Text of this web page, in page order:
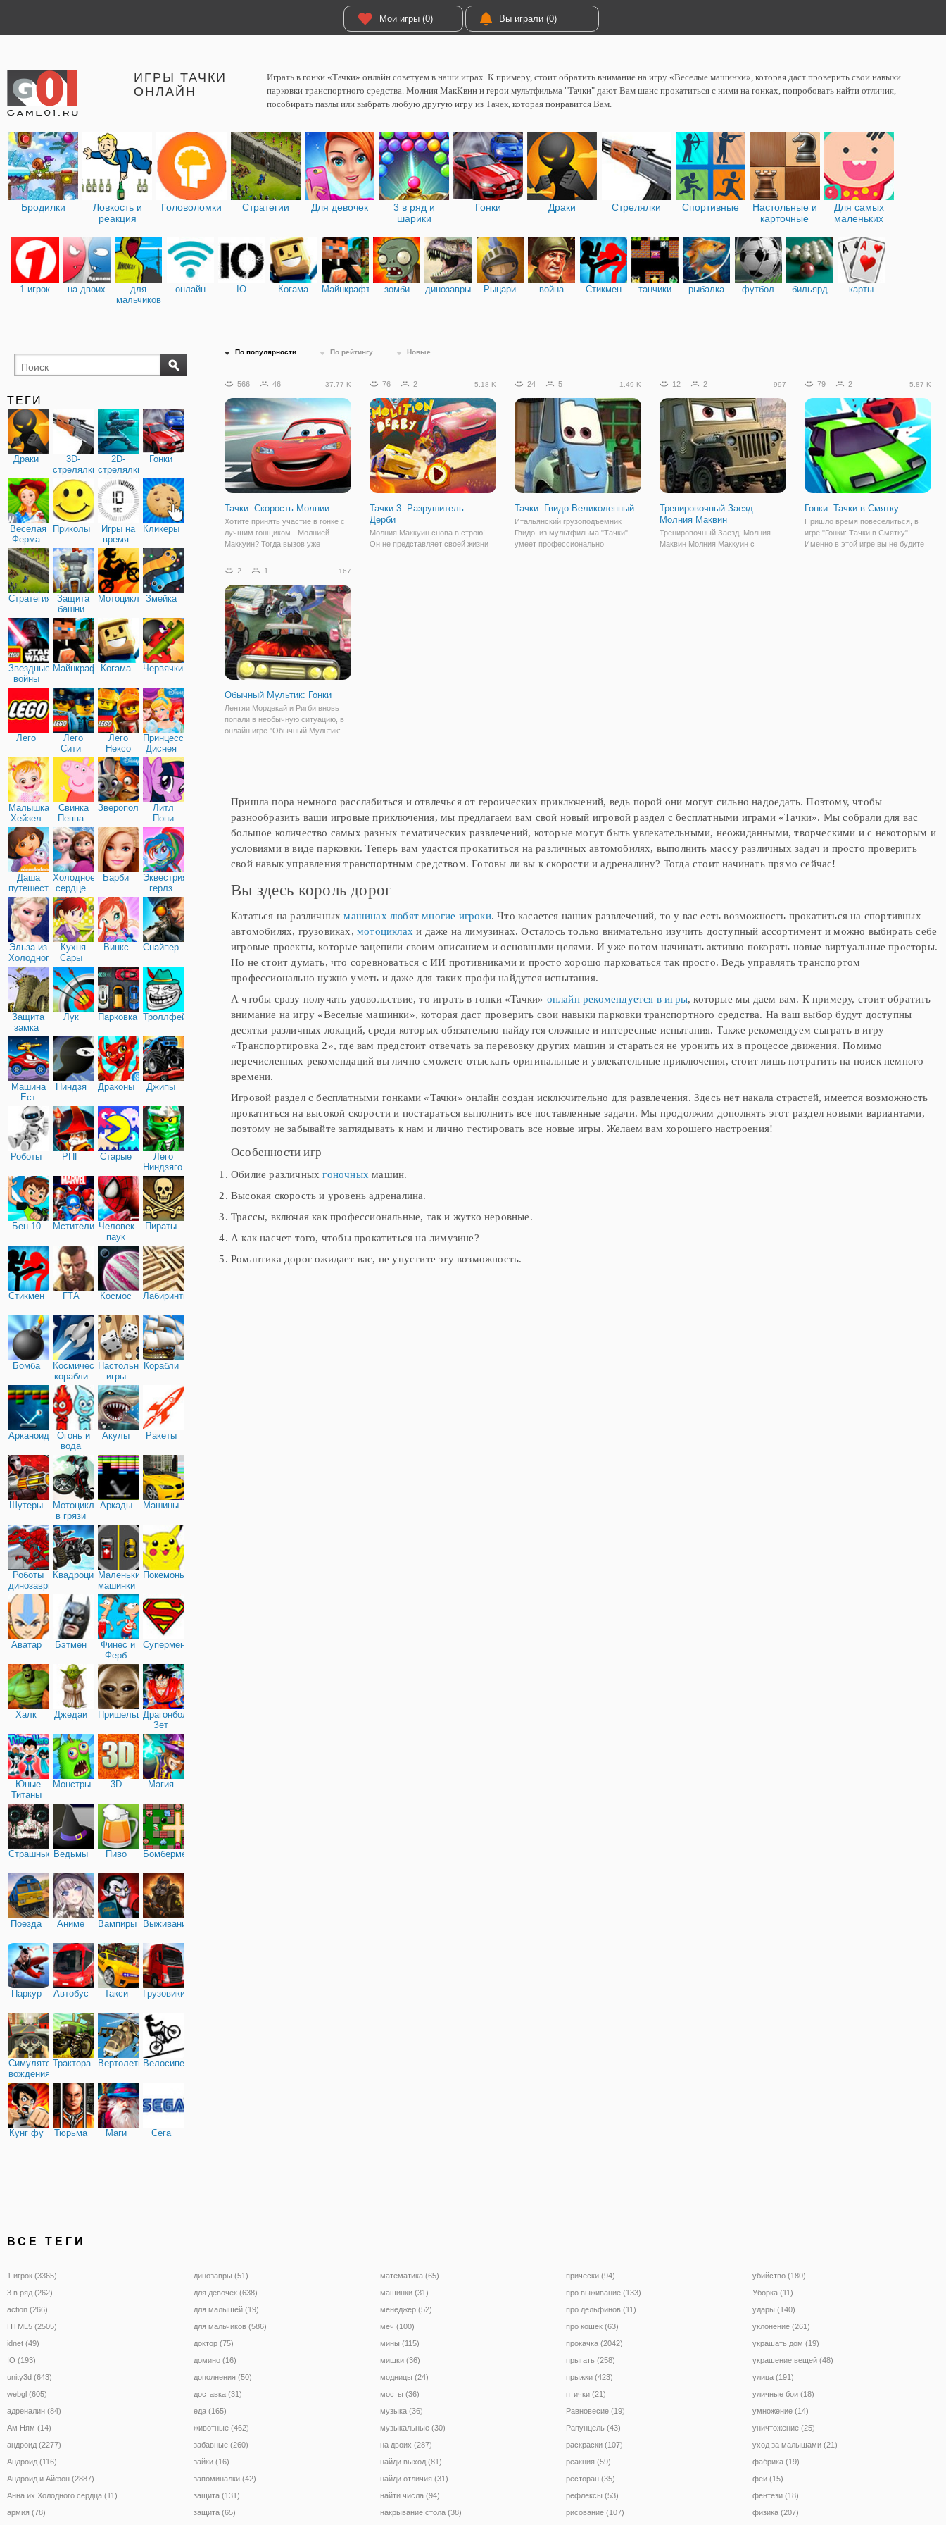
Мои игры (0) Вы играли (0)
ИГРЫ ТАЧКИ
ОНЛАЙН
Играть в гонки «Тачки» онлайн советуем в наши играх. К примеру, стоит обратить внимание на игру «Веселые машинки», которая даст проверить свои навыки
парковки транспортного средства. Молния МакКвин и герои мультфильма "Тачки" дают Вам шанс прокатиться с ними на гонках, попробовать найти отличия,
пособирать пазлы или выбрать любую другую игру из Тачек, которая понравится Вам.
Бродилки
Ловкость и
реакция
Головоломки Стратегии Для девочек
3 в ряд и
шарики
Гонки Драки Стрелялки Спортивные
Настольные и
карточные
Для самых
маленьких
1 игрок на двоих
для
мальчиков
онлайн IO Когама Майнкрафт зомби динозавры Рыцари война Стикмен танчики рыбалка футбол бильярд карты
ТЕГИ
Драки
3D-
стрелялки
2D-
стрелялки
Гонки
Веселая
Ферма
Приколы
Игры на
время
Кликеры
Стратегия
Защита
башни
МотоциклыЗмейка
Звездные
войны
МайнкрафтКогама Червячки
Лего
Лего
Сити
Лего
Нексо
Найтс
Принцессы
Диснея
Малышка
Хейзел
Свинка
Пеппа
Зверополис
Литл
Пони
Дружба
Даша
путешественница
Холодное
сердце
Барби
Эквестрия
герлз
Эльза из
Холодного
сердца
Кухня
Сары
Винкс Снайпер
Защита
замка
Лук Парковка Троллфейс
Машина
Ест
Машину
Ниндзя Драконы Джипы
Роботы РПГ Старые
Лего
Ниндзяго
Бен 10 Мстители Человек-
паук
Пираты
Стикмен ГТА Космос Лабиринты
Бомба
Космические
корабли
Настольные
игры
Корабли
Арканоид
Огонь и
вода
Акулы Ракеты
Шутеры
Мотоциклы
в грязи
Аркады Машины
Роботы
динозавры
КвадроциклыМаленькие
машинки
Покемоны
Аватар Бэтмен
Финес и
Ферб
Супермен
Халк Джедаи ПришельцыДрагонболл
Зет
Юные
Титаны
Монстры 3D Магия
Страшные Ведьмы Пиво Бомбермен
Поезда Аниме Вампиры Выживание
Паркур Автобус Такси Грузовики
Симулятор
вождения
Трактора ВертолетыВелосипед
Кунг фу Тюрьма Маги Сега
По популярности По рейтингу Новые
566 46 37.77 K
Тачки: Скорость Молнии
Хотите принять участие в гонке с
лучшим гонщиком - Молнией
Маккуин? Тогда вызов уже
его или нет. В онлайн игре "Тачки:
погрузиться в атмосферу
скорости, драйва
76 2 5.18 K
Тачки 3: Разрушитель..
Дерби
Молния Маккуин снова в строю!
Он не представляет своей жизни
24 5 1.49 K
Тачки: Гвидо Великолепный
Итальянский грузоподъемник
Гвидо, из мультфильма "Тачки",
умеет профессионально
12 2 997
Тренировочный Заезд:
Молния Маквин
Тренировочный Заезд: Молния
Маквин Молния Маккуин с
79 2 5.87 K
Гонки: Тачки в Смятку
Пришло время повеселиться, в
игре "Гонки: Тачки в Смятку"!
Именно в этой игре вы не будите
2 1 167
Обычный Мультик: Гонки
Лентяи Мордекай и Ригби вновь
попали в необычную ситуацию, в
онлайн игре "Обычный Мультик:
Пришла пора немного расслабиться и отвлечься от героических приключений, ведь порой они могут сильно надоедать. Поэтому, чтобы
разнообразить ваши игровые приключения, мы предлагаем вам свой новый игровой раздел с бесплатными играми «Тачки». Мы собрали для вас
большое количество самых разных тематических развлечений, которые могут быть увлекательными, неожиданными, творческими и с некоторым и
условиями в виде парковки. Теперь вам удастся прокатиться на различных автомобилях, выполнить массу различных задач и просто проверить
свой навык управления транспортным средством. Готовы ли вы к скорости и адреналину? Тогда стоит начинать прямо сейчас!
Вы здесь король дорог
Кататься на различныхмашинах любят многие игроки. Что касается наших развлечений, то у вас есть возможность прокатиться на спортивных
автомобилях, грузовиках, мотоциклах и даже на лимузинах. Осталось только внимательно изучить доступный ассортимент и можно выбирать себе
игровые проекты, которые зацепили своим описанием и основными целями. И уже потом начинать активно покорять новые виртуальные просторы.
Но не стоит думать, что соревноваться с ИИ противниками и просто хорошо парковаться так просто. Ведь управлять транспортом
профессионально нужно уметь и даже для таких профи найдутся испытания.
А чтобы сразу получать удовольствие, то играть в гонки «Тачки» онлайн рекомендуется в игры, которые мы даем вам. К примеру, стоит обратить
внимание на игру «Веселые машинки», которая даст проверить свои навыки парковки транспортного средства. На ваш выбор будут доступны
десятки различных локаций, среди которых обязательно найдутся сложные и интересные испытания. Также рекомендуем сыграть в игру
«Транспортировка 2», где вам предстоит отвечать за перевозку других машин и стараться не уронить их в процессе движения. Помимо
перечисленных рекомендаций вы лично сможете отыскать оригинальные и увлекательные приключения, стоит лишь потратить на поиск немного
времени.
Игровой раздел с бесплатными гонками «Тачки» онлайн создан исключительно для развлечения. Здесь нет накала страстей, имеется возможность
прокатиться на высокой скорости и постараться выполнить все поставленные задачи. Мы продолжим дополнять этот раздел новыми вариантами,
поэтому не забывайте заглядывать к нам и лично тестировать все новые игры. Желаем вам хорошего настроения!
Особенности игр
Обилие различныхгоночных машин.
Высокая скорость и уровень адреналина.
Трассы, включая как профессиональные, так и жутко неровные.
А как насчет того, чтобы прокатиться на лимузине?
Романтика дорог ожидает вас, не упустите эту возможность.
ВСЕ ТЕГИ
1 игрок (3365)
3 в ряд (262)
action (266)
HTML5 (2505)
idnet (49)
IO (193)
unity3d (643)
webgl (605)
адреналин (84)
Ам Ням (14)
андроид (2277)
Андроид (116)
Андроид и Айфон (2887)
Анна их Холодного сердца (11)
армия (78)
динозавры (51)
для девочек (638)
для малышей (19)
для мальчиков (586)
доктор (75)
домино (16)
дополнения (50)
доставка (31)
еда (165)
животные (462)
забавные (260)
зайки (16)
запоминалки (42)
защита (131)
защита (65)
математика (65)
машинки (31)
менеджер (52)
меч (100)
мины (115)
мишки (36)
модницы (24)
мосты (36)
музыка (36)
музыкальные (30)
на двоих (287)
найди выход (81)
найди отличия (31)
найти числа (94)
накрывание стола (38)
прически (94)
про выживание (133)
про дельфинов (11)
про кошек (63)
прокачка (2042)
прыгать (258)
прыжки (423)
птички (21)
Равновесие (19)
Рапунцель (43)
раскраски (107)
реакция (59)
ресторан (35)
рефлексы (53)
рисование (107)
убийство (180)
Уборка (11)
удары (140)
уклонение (261)
украшать дом (19)
украшение вещей (48)
улица (191)
уличные бои (18)
умножение (14)
уничтожение (25)
уход за малышами (21)
фабрика (19)
феи (15)
фентези (18)
физика (207)